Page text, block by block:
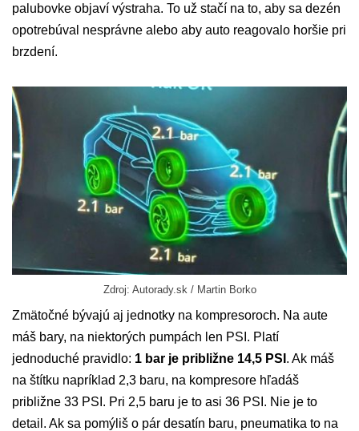
palubovke objaví výstraha. To už stačí na to, aby sa dezén
opotrebúval nesprávne alebo aby auto reagovalo horšie pri
brzdení.
Zdroj: Autorady.sk / Martin Borko
Zmätočné bývajú aj jednotky na kompresoroch. Na aute
máš bary, na niektorých pumpách len PSI. Platí
jednoduché pravidlo: 1 bar je približne 14,5 PSI . Ak máš
na štítku napríklad 2,3 baru, na kompresore hľadáš
približne 33 PSI. Pri 2,5 baru je to asi 36 PSI. Nie je to
detail. Ak sa pomýliš o pár desatín baru, pneumatika to na